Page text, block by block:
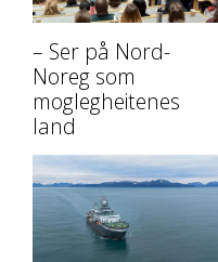
– Ser på Nord-
Noreg som
moglegheitenes
land